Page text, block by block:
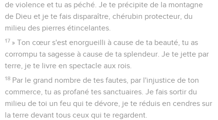
de violence et tu as péché. Je te précipite de la montagne
de Dieu et je te fais disparaître, chérubin protecteur, du
milieu des pierres étincelantes.
17 » Ton cœur s'est enorgueilli à cause de ta beauté, tu as
corrompu ta sagesse à cause de ta splendeur. Je te jette par
terre, je te livre en spectacle aux rois.
18 Par le grand nombre de tes fautes, par l'injustice de ton
commerce, tu as profané tes sanctuaires. Je fais sortir du
milieu de toi un feu qui te dévore, je te réduis en cendres sur
la terre devant tous ceux qui te regardent.